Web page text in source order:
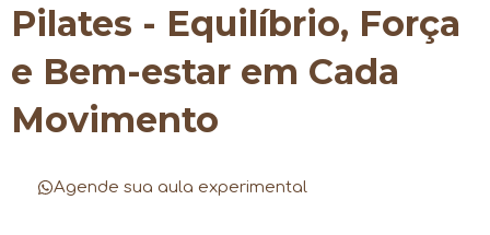
Pilates - Equilíbrio, Força
e Bem-estar em Cada
Movimento
Agende sua aula experimental